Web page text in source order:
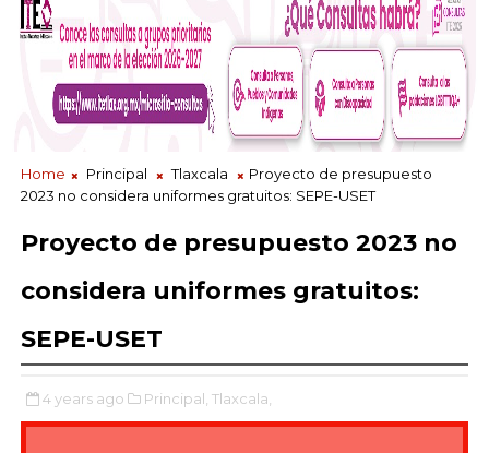
Home Principal Tlaxcala
Proyecto de presupuesto
2023 no considera uniformes gratuitos: SEPE-USET
Proyecto de presupuesto 2023 no
considera uniformes gratuitos:
SEPE-USET
4 years ago Principal, Tlaxcala,